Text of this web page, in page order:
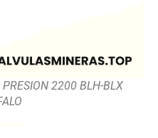
PRESION 2200 BLH-BLX